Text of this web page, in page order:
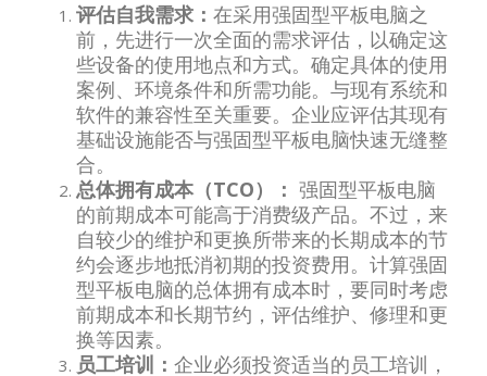
评估自我需求： 在采用强固型平板电脑之
前，先进行一次全面的需求评估，以确定这
些设备的使用地点和方式。确定具体的使用
案例、环境条件和所需功能。与现有系统和
软件的兼容性至关重要。企业应评估其现有
基础设施能否与强固型平板电脑快速无缝整
合。
总体拥有成本（TCO）： 强固型平板电脑
的前期成本可能高于消费级产品。不过，来
自较少的维护和更换所带来的长期成本的节
约会逐步地抵消初期的投资费用。计算强固
型平板电脑的总体拥有成本时，要同时考虑
前期成本和长期节约，评估维护、修理和更
换等因素。
员工培训： 企业必须投资适当的员工培训，